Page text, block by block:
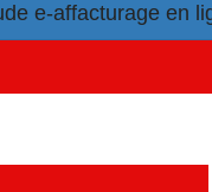
e-affacturage en